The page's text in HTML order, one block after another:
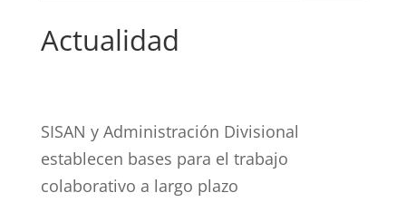
Actualidad
SISAN y Administración Divisional
establecen bases para el trabajo
colaborativo a largo plazo